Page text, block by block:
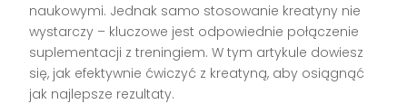
naukowymi. Jednak samo stosowanie kreatyny nie
wystarczy – kluczowe jest odpowiednie połączenie
suplementacji z treningiem. W tym artykule dowiesz
się, jak efektywnie ćwiczyć z kreatyną, aby osiągnąć
jak najlepsze rezultaty.